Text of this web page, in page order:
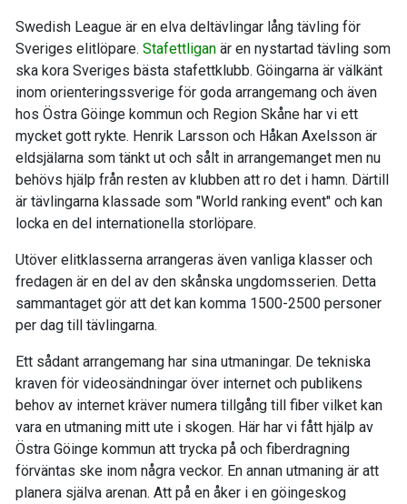
Swedish League är en elva deltävlingar lång tävling för
Sveriges elitlöpare. Stafettligan är en nystartad tävling som
ska kora Sveriges bästa stafettklubb. Göingarna är välkänt
inom orienteringssverige för goda arrangemang och även
hos Östra Göinge kommun och Region Skåne har vi ett
mycket gott rykte. Henrik Larsson och Håkan Axelsson är
eldsjälarna som tänkt ut och sålt in arrangemanget men nu
behövs hjälp från resten av klubben att ro det i hamn. Därtill
är tävlingarna klassade som "World ranking event" och kan
locka en del internationella storlöpare.
Utöver elitklasserna arrangeras även vanliga klasser och
fredagen är en del av den skånska ungdomsserien. Detta
sammantaget gör att det kan komma 1500-2500 personer
per dag till tävlingarna.
Ett sådant arrangemang har sina utmaningar. De tekniska
kraven för videosändningar över internet och publikens
behov av internet kräver numera tillgång till fiber vilket kan
vara en utmaning mitt ute i skogen. Här har vi fått hjälp av
Östra Göinge kommun att trycka på och fiberdragning
förväntas ske inom några veckor. En annan utmaning är att
planera själva arenan. Att på en åker i en göingeskog